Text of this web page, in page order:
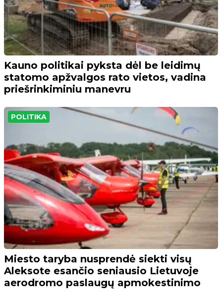
Kauno politikai pyksta dėl be leidimų
statomo apžvalgos rato vietos, vadina
priešrinkiminiu manevru
POLITIKA
Miesto taryba nusprendė siekti visų
Aleksote esančio seniausio Lietuvoje
aerodromo paslaugų apmokestinimo